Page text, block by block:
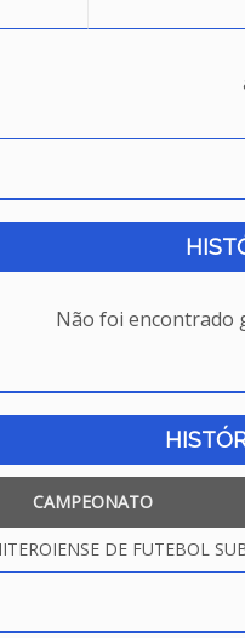
Não foi encontrado
CAMPEONATO
DE FUTEBOL